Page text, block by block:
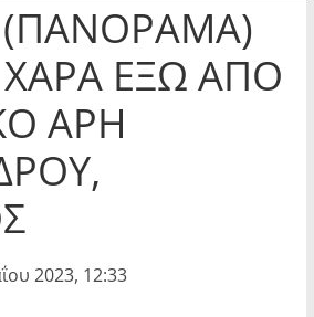
ΧΑΡΑ ΕΞΩ ΑΠΟ
ΑΡΗ
2023, 12:33